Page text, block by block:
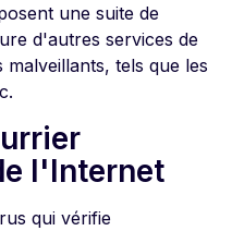
une suite de
d'autres services de
tels que les
l'Internet
qui vérifie